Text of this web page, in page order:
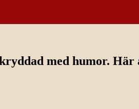
med humor.